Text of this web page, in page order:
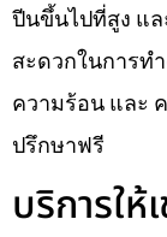
ปีนขึ้นไปที่สูง แล
สะดวกในการท
ความร้อน และ
ปรึกษาฟรี
บริการใ